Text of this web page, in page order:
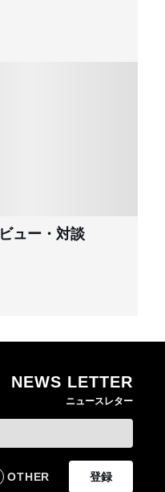
ュー・対談
NEWS LETTER
ニュースレター
OTHER 登録